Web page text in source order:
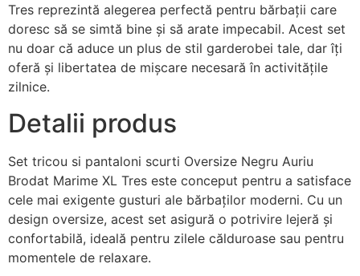
Tres reprezintă alegerea perfectă pentru bărbații care
doresc să se simtă bine și să arate impecabil. Acest set
nu doar că aduce un plus de stil garderobei tale, dar îți
oferă și libertatea de mișcare necesară în activitățile
zilnice.
Detalii produs
Set tricou si pantaloni scurti Oversize Negru Auriu
Brodat Marime XL Tres este conceput pentru a satisface
cele mai exigente gusturi ale bărbaților moderni. Cu un
design oversize, acest set asigură o potrivire lejeră și
confortabilă, ideală pentru zilele călduroase sau pentru
momentele de relaxare.